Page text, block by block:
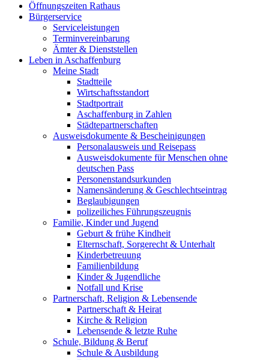
Öffnungszeiten Rathaus
Bürgerservice
Serviceleistungen
Terminvereinbarung
Ämter & Dienststellen
Leben in Aschaffenburg
Meine Stadt
Stadtteile
Wirtschaftsstandort
Stadtportrait
Aschaffenburg in Zahlen
Städtepartnerschaften
Ausweisdokumente & Bescheinigungen
Personalausweis und Reisepass
Ausweisdokumente für Menschen ohne
deutschen Pass
Personenstandsurkunden
Namensänderung & Geschlechtseintrag
Beglaubigungen
polizeiliches Führungszeugnis
Familie, Kinder und Jugend
Geburt & frühe Kindheit
Elternschaft, Sorgerecht & Unterhalt
Kinderbetreuung
Familienbildung
Kinder & Jugendliche
Notfall und Krise
Partnerschaft, Religion & Lebensende
Partnerschaft & Heirat
Kirche & Religion
Lebensende & letzte Ruhe
Schule, Bildung & Beruf
Schule & Ausbildung